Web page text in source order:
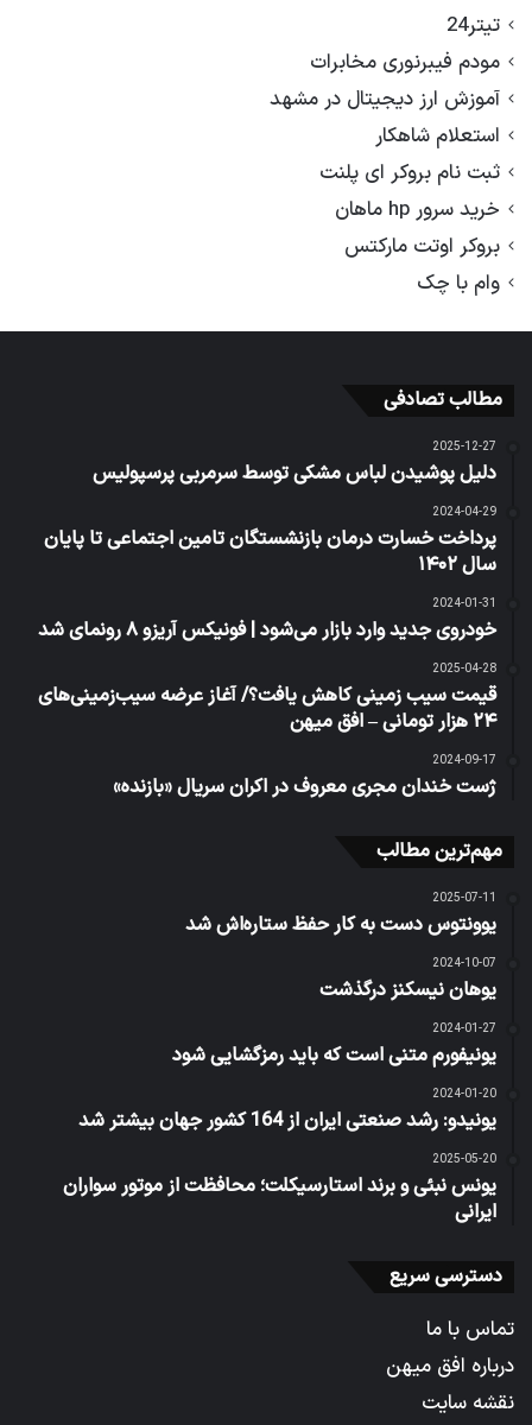
تیتر24
مودم فیبرنوری مخابرات
آموزش ارز دیجیتال در مشهد
استعلام شاهکار
ثبت نام بروکر ای پلنت
خرید سرور hp ماهان
بروکر اوتت مارکتس
وام با چک
مطالب تصادفی
2025-12-27
دلیل پوشیدن لباس مشکی توسط سرمربی پرسپولیس
2024-04-29
پرداخت خسارت درمان بازنشستگان تامین اجتماعی تا پایان
سال ۱۴۰۲
2024-01-31
خودروی جدید وارد بازار می‌شود | فونیکس آریزو ۸ رونمای شد
2025-04-28
قیمت سیب زمینی کاهش یافت؟/ آغاز عرضه سیب‌زمینی‌های
۲۴ هزار تومانی – افق میهن
2024-09-17
ژست خندان مجری معروف در اکران سریال «بازنده»
مهم‌ترین مطالب
2025-07-11
یوونتوس دست به کار حفظ ستاره‌اش شد
2024-10-07
یوهان نیسکنز درگذشت
2024-01-27
یونیفورم متنی است که باید رمزگشایی شود
2024-01-20
یونیدو: رشد صنعتی ایران از 164 کشور جهان بیشتر شد
2025-05-20
یونس نبئی و برند استارسیکلت؛ محافظت از موتور سواران
ایرانی
دسترسی سریع
تماس با ما
درباره افق میهن
نقشه سایت